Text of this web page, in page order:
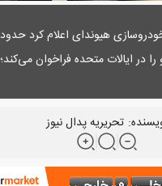
در ایالات متحده فراخوان می‌کند؛
تحریریه پدال نیوز